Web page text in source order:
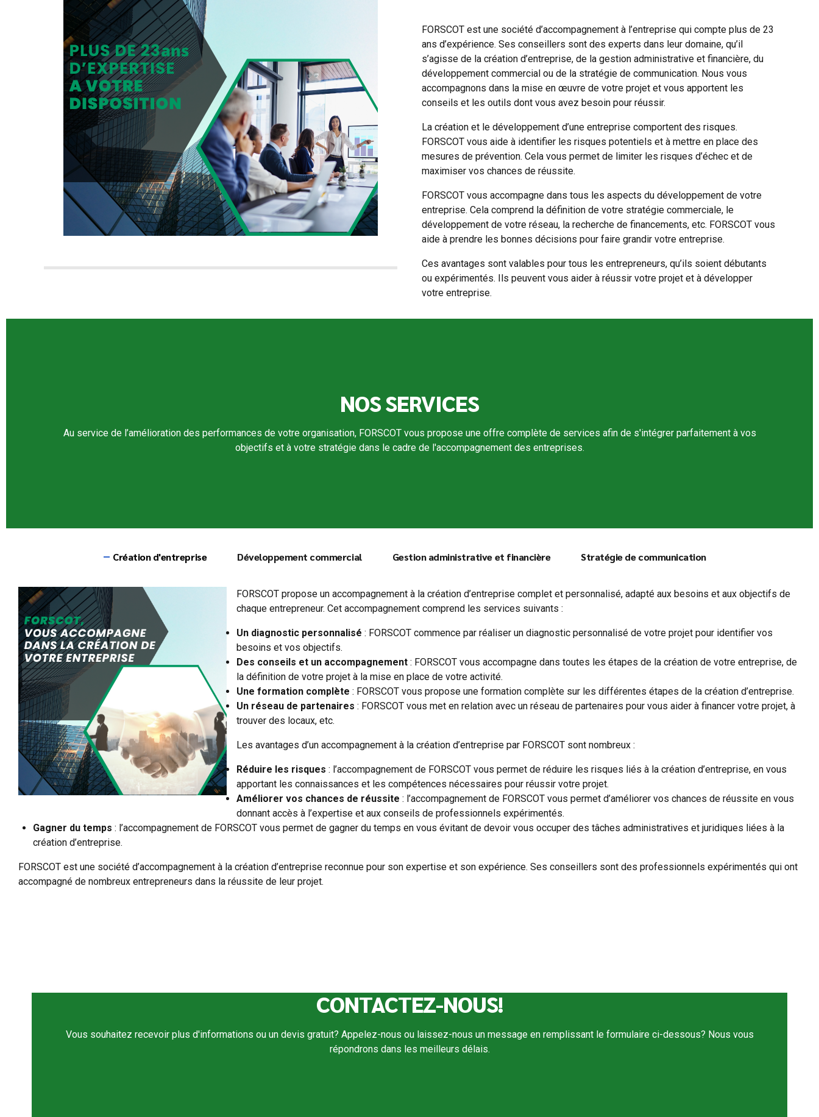
FORSCOT est une société d’accompagnement à l’entreprise qui compte plus de 23
ans d’expérience. Ses conseillers sont des experts dans leur domaine, qu’il
s’agisse de la création d’entreprise, de la gestion administrative et financière, du
développement commercial ou de la stratégie de communication. Nous vous
accompagnons dans la mise en œuvre de votre projet et vous apportent les
conseils et les outils dont vous avez besoin pour réussir.
La création et le développement d’une entreprise comportent des risques.
FORSCOT vous aide à identifier les risques potentiels et à mettre en place des
mesures de prévention. Cela vous permet de limiter les risques d’échec et de
maximiser vos chances de réussite.
FORSCOT vous accompagne dans tous les aspects du développement de votre
entreprise. Cela comprend la définition de votre stratégie commerciale, le
développement de votre réseau, la recherche de financements, etc. FORSCOT vous
aide à prendre les bonnes décisions pour faire grandir votre entreprise.
Ces avantages sont valables pour tous les entrepreneurs, qu’ils soient débutants
ou expérimentés. Ils peuvent vous aider à réussir votre projet et à développer
votre entreprise.
NOS SERVICES
Au service de l’amélioration des performances de votre organisation, FORSCOT vous propose une offre complète de services afin de s'intégrer parfaitement à vos
objectifs et à votre stratégie dans le cadre de l'accompagnement des entreprises.
Création d'entreprise Développement commercial Gestion administrative et financière Stratégie de communication
FORSCOT propose un accompagnement à la création d’entreprise complet et personnalisé, adapté aux besoins et aux objectifs de
chaque entrepreneur. Cet accompagnement comprend les services suivants :
Un diagnostic personnalisé : FORSCOT commence par réaliser un diagnostic personnalisé de votre projet pour identifier vos
besoins et vos objectifs.
Des conseils et un accompagnement : FORSCOT vous accompagne dans toutes les étapes de la création de votre entreprise, de
la définition de votre projet à la mise en place de votre activité.
Une formation complète : FORSCOT vous propose une formation complète sur les différentes étapes de la création d’entreprise.
Un réseau de partenaires : FORSCOT vous met en relation avec un réseau de partenaires pour vous aider à financer votre projet, à
trouver des locaux, etc.
Les avantages d’un accompagnement à la création d’entreprise par FORSCOT sont nombreux :
Réduire les risques : l’accompagnement de FORSCOT vous permet de réduire les risques liés à la création d’entreprise, en vous
apportant les connaissances et les compétences nécessaires pour réussir votre projet.
Améliorer vos chances de réussite : l’accompagnement de FORSCOT vous permet d’améliorer vos chances de réussite en vous
donnant accès à l’expertise et aux conseils de professionnels expérimentés.
Gagner du temps : l’accompagnement de FORSCOT vous permet de gagner du temps en vous évitant de devoir vous occuper des tâches administratives et juridiques liées à la
création d’entreprise.
FORSCOT est une société d’accompagnement à la création d’entreprise reconnue pour son expertise et son expérience. Ses conseillers sont des professionnels expérimentés qui ont
accompagné de nombreux entrepreneurs dans la réussite de leur projet.
CONTACTEZ-NOUS!
Vous souhaitez recevoir plus d'informations ou un devis gratuit? Appelez-nous ou laissez-nous un message en remplissant le formulaire ci-dessous? Nous vous
répondrons dans les meilleurs délais.